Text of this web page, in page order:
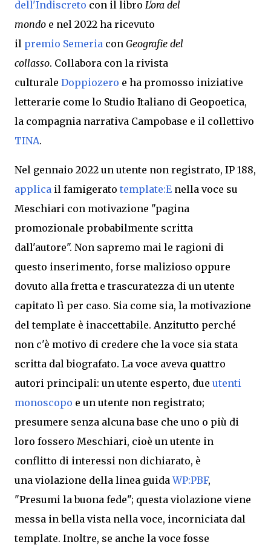
dell'Indiscreto con il libro L'ora del
mondo e nel 2022 ha ricevuto
il premio Semeria con Geografie del
collasso. Collabora con la rivista
culturale Doppiozero e ha promosso iniziative
letterarie come lo Studio Italiano di Geopoetica,
la compagnia narrativa Campobase e il collettivo
TINA.
Nel gennaio 2022 un utente non registrato, IP 188,
applica il famigerato template:E nella voce su
Meschiari con motivazione "pagina
promozionale probabilmente scritta
dall'autore". Non sapremo mai le ragioni di
questo inserimento, forse malizioso oppure
dovuto alla fretta e trascuratezza di un utente
capitato lì per caso. Sia come sia, la motivazione
del template è inaccettabile. Anzitutto perché
non c'è motivo di credere che la voce sia stata
scritta dal biografato. La voce aveva quattro
autori principali: un utente esperto, due utenti
monoscopo e un utente non registrato;
presumere senza alcuna base che uno o più di
loro fossero Meschiari, cioè un utente in
conflitto di interessi non dichiarato, è
una violazione della linea guidaWP:PBF,
"Presumi la buona fede"; questa violazione viene
messa in bella vista nella voce, incorniciata dal
template. Inoltre, se anche la voce fosse